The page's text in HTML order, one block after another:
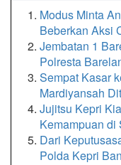
Modus Minta
Beberkan Aksi
Jembatan 1
Polresta
Sempat Kasar
Mardiyansah
Jujitsu Kepri
Kemampuan
Dari
Polda Kepri